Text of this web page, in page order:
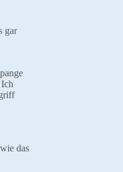
gar
das